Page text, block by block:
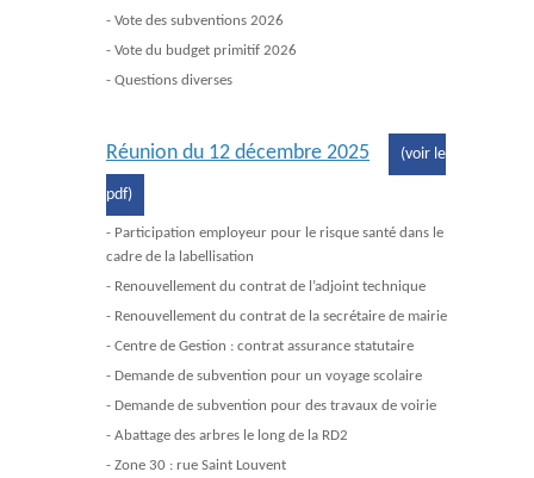
- Vote des subventions 2026
- Vote du budget primitif 2026
- Questions diverses
Réunion du 12 décembre 2025 (voir le
pdf)
- Participation employeur pour le risque santé dans le
cadre de la labellisation
- Renouvellement du contrat de l’adjoint technique
- Renouvellement du contrat de la secrétaire de mairie
- Centre de Gestion : contrat assurance statutaire
- Demande de subvention pour un voyage scolaire
- Demande de subvention pour des travaux de voirie
- Abattage des arbres le long de la RD2
- Zone 30 : rue Saint Louvent